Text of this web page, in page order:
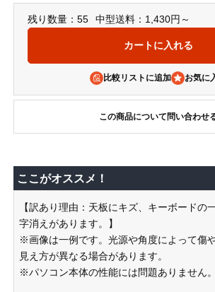
残り数量：55 中型送料：1,430円～
比較リストに追加
この商品について問い合わせ
ここがオススメ！
【訳あり理由：天板にキズ、キーボードの
字消えがあります。】
※画像は一例です。光源や角度によって傷
見え方が異なる場合があります。
※パソコン本体の性能には問題ありません。